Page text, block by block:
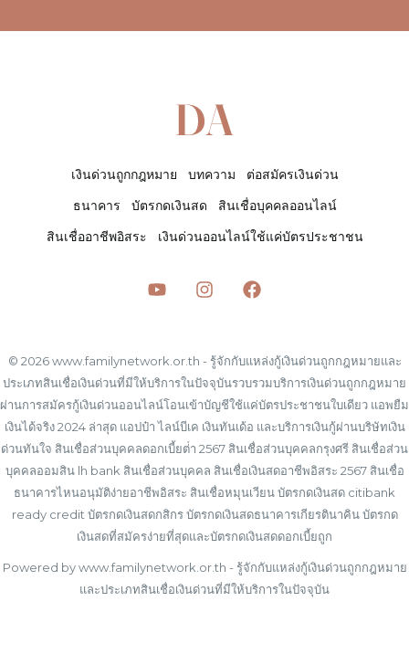
เงินด่วนถูกกฎหมาย บทความ
ต่อสมัครเงินด่วน
ธนาคาร
บัตรกดเงินสด
สินเชื่อบุคคลออนไลน์
สินเชื่ออาชีพอิสระ
เงินด่วนออนไลน์ใช้แค่บัตรประชาชน
© 2026 www.familynetwork.or.th - รู้จักกับแหล่งกู้เงินด่วนถูกกฎหมายและ
ประเภทสินเชื่อเงินด่วนที่มีให้บริการในปัจจุบันรวบรวมบริการเงินด่วนถูกกฎหมาย
ผ่านการสมัครกู้เงินด่วนออนไลน์โอนเข้าบัญชีใช้แค่บัตรประชาชนใบเดียว แอพยืม
เงินได้จริง 2024 ล่าสุด แอปป๋า ไลน์บีเค เงินทันเด้อ และบริการเงินกู้ผ่านบริษัทเงิน
ด่วนทันใจ สินเชื่อส่วนบุคคลดอกเบี้ยต่ํา 2567 สินเชื่อส่วนบุคคลกรุงศรี สินเชื่อส่วน
บุคคลออมสิน lh bank สินเชื่อส่วนบุคคล สินเชื่อเงินสดอาชีพอิสระ 2567 สินเชื่อ
ธนาคารไหนอนุมัติง่ายอาชีพอิสระ สินเชื่อหมุนเวียน บัตรกดเงินสด citibank
ready credit บัตรกดเงินสดกสิกร บัตรกดเงินสดธนาคารเกียรตินาคิน บัตรกด
เงินสดที่สมัครง่ายที่สุดและบัตรกดเงินสดดอกเบี้ยถูก
Powered by www.familynetwork.or.th - รู้จักกับแหล่งกู้เงินด่วนถูกกฎหมาย
และประเภทสินเชื่อเงินด่วนที่มีให้บริการในปัจจุบัน